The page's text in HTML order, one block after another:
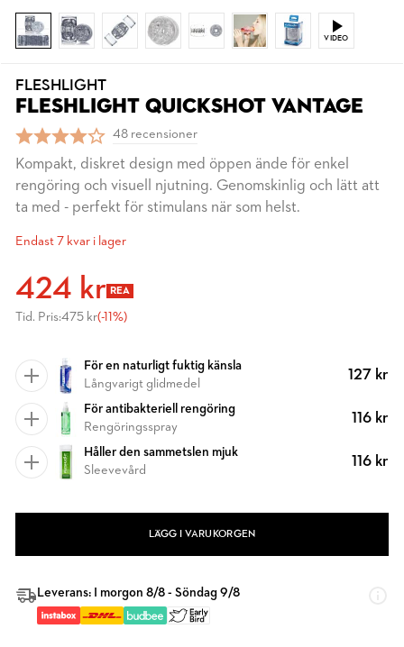
VIDEO
FLESHLIGHT
FLESHLIGHT QUICKSHOT VANTAGE
48 recensioner
Kompakt, diskret design med öppen ände för enkel
rengöring och visuell njutning. Genomskinlig och lätt att
ta med - perfekt för stimulans när som helst.
Endast 7 kvar i lager
424 kr REA
Tid. Pris:475 kr(-11%)
För en naturligt fuktig känsla
Långvarigt glidmedel
127 kr
För antibakteriell rengöring
Rengöringsspray
116 kr
Håller den sammetslen mjuk
Sleevevård
116 kr
LÄGG I VARUKORGEN
Leverans: I morgon 8/8 - Söndag 9/8